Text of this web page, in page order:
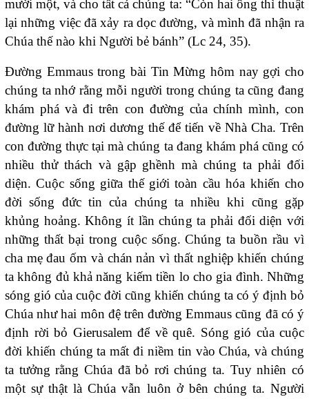
mười một, và cho tất cả chúng ta: “Còn hai ông thì thuật
lại những việc đã xảy ra dọc đường, và mình đã nhận ra
Chúa thế nào khi Người bẻ bánh” (Lc 24, 35).
Đường Emmaus trong bài Tin Mừng hôm nay gợi cho
chúng ta nhớ rằng mỗi người trong chúng ta cũng đang
khám phá và đi trên con đường của chính mình, con
đường lữ hành nơi dương thế để tiến về Nhà Cha. Trên
con đường thực tại mà chúng ta đang khám phá cũng có
nhiều thử thách và gập ghềnh mà chúng ta phải đối
diện. Cuộc sống giữa thế giới toàn cầu hóa khiến cho
đời sống đức tin của chúng ta nhiều khi cũng gặp
khủng hoảng. Không ít lần chúng ta phải đối diện với
những thất bại trong cuộc sống. Chúng ta buồn rầu vì
cha mẹ đau ốm và chán nản vì thất nghiệp khiến chúng
ta không đủ khả năng kiếm tiền lo cho gia đình. Những
sóng gió của cuộc đời cũng khiến chúng ta có ý định bỏ
Chúa như hai môn đệ trên đường Emmaus cũng đã có ý
định rời bỏ Gierusalem để về quê. Sóng gió của cuộc
đời khiến chúng ta mất đi niềm tin vào Chúa, và chúng
ta tưởng rằng Chúa đã bỏ rơi chúng ta. Tuy nhiên có
một sự thật là Chúa vẫn luôn ở bên chúng ta. Người